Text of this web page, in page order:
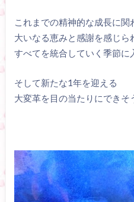
これまでの精神的な成長に関
大いなる恵みと感謝を感じら
すべてを統合していく季節に
そして新たな1年を迎える
大変革を目の当たりにできそ